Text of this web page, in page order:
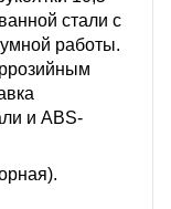
стали с
работы.
и ABS-